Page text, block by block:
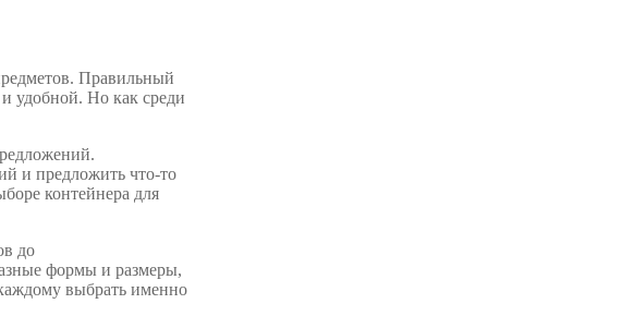
Правильный
удобной. Но как среди
и предложить что-то
контейнера для
до
формы и размеры,
выбрать именно